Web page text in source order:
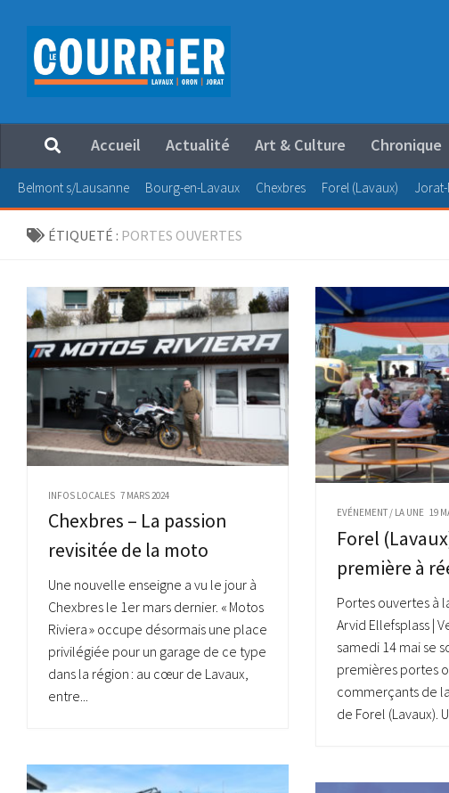
Au dessous du contenu
Accueil Actualité Art & Culture Chronique
Belmont s/Lausanne Bourg-en-Lavaux Chexbres Forel (Lavaux) Jorat-
ÉTIQUETÉ : PORTES OUVERTES
INFOS LOCALES 7 MARS 2024
Chexbres – La passion
revisitée de la moto
Une nouvelle enseigne a vu le jour à
Chexbres le 1er mars dernier. « Motos
Riviera » occupe désormais une place
privilégiée pour un garage de ce type
dans la région : au cœur de Lavaux,
entre...
EVÉNEMENT / LA UNE 19
Forel
première à
Portes ouvertes à
Arvid Ellefsplass |
samedi 14 mai se
premières portes
commerçants de
de Forel (Lavaux).